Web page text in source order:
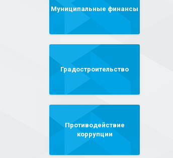
Муниципальные финансы
Градостроительство
Противодействие
коррупции